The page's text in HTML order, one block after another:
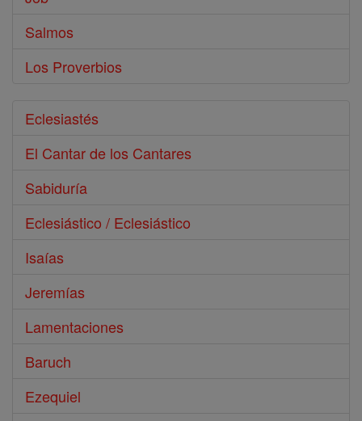
Salmos
Los Proverbios
Eclesiastés
El Cantar de los Cantares
Sabiduría
Eclesiástico / Eclesiástico
Isaías
Jeremías
Lamentaciones
Baruch
Ezequiel